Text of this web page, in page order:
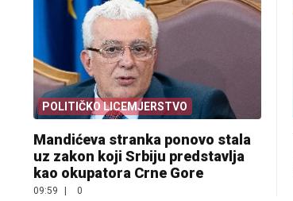
POLITIČKO LICEMJERSTVO
Mandićeva stranka ponovo stala
uz zakon koji Srbiju predstavlja
kao okupatora Crne Gore
09:59 0